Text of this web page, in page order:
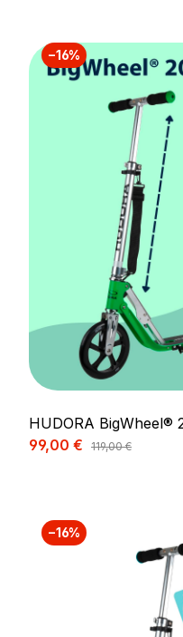
−16%
HUDORA BigWheel®
Prix de vente :
99,00 € Prix régulier :
119,00 €
−16%